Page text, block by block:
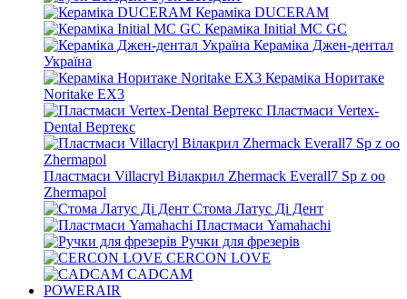
Кераміка DUCERAM
Кераміка Initial MC GC
Кераміка Джен-дентал
Україна
Кераміка Норитаке
Noritake EX3
Пластмаси Vertex-
Dental Вертекс
Пластмаси Villacryl Вілакрил Zhermack Everall7 Sp z oo
Zhermapol
Стома Латус Ді Дент
Пластмаси Yamahachi
Ручки для фрезерів
CERCON LOVE
CADCAM
POWERAIR